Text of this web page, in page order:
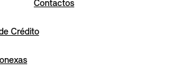
Contactos
Crédito